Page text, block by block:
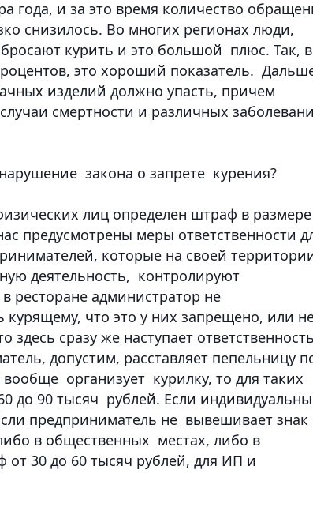
года, и за это время количество
снизилось. Во многих регионах люди,
курить и это большой плюс. Так, в
это хороший показатель.
изделий должно упасть, причем
смертности и различных
закона о запрете курения?
лиц определен штраф в размере
предусмотрены меры ответственности
которые на своей
деятельность, контролируют
ресторане администратор не
что это у них запрещено, или
сразу же наступает
допустим, расставляет пепельницу
организует курилку, то для таких
до 90 тысяч рублей. Если
предприниматель не вывешивает
в общественных местах, либо в
от 30 до 60 тысяч рублей, для ИП и